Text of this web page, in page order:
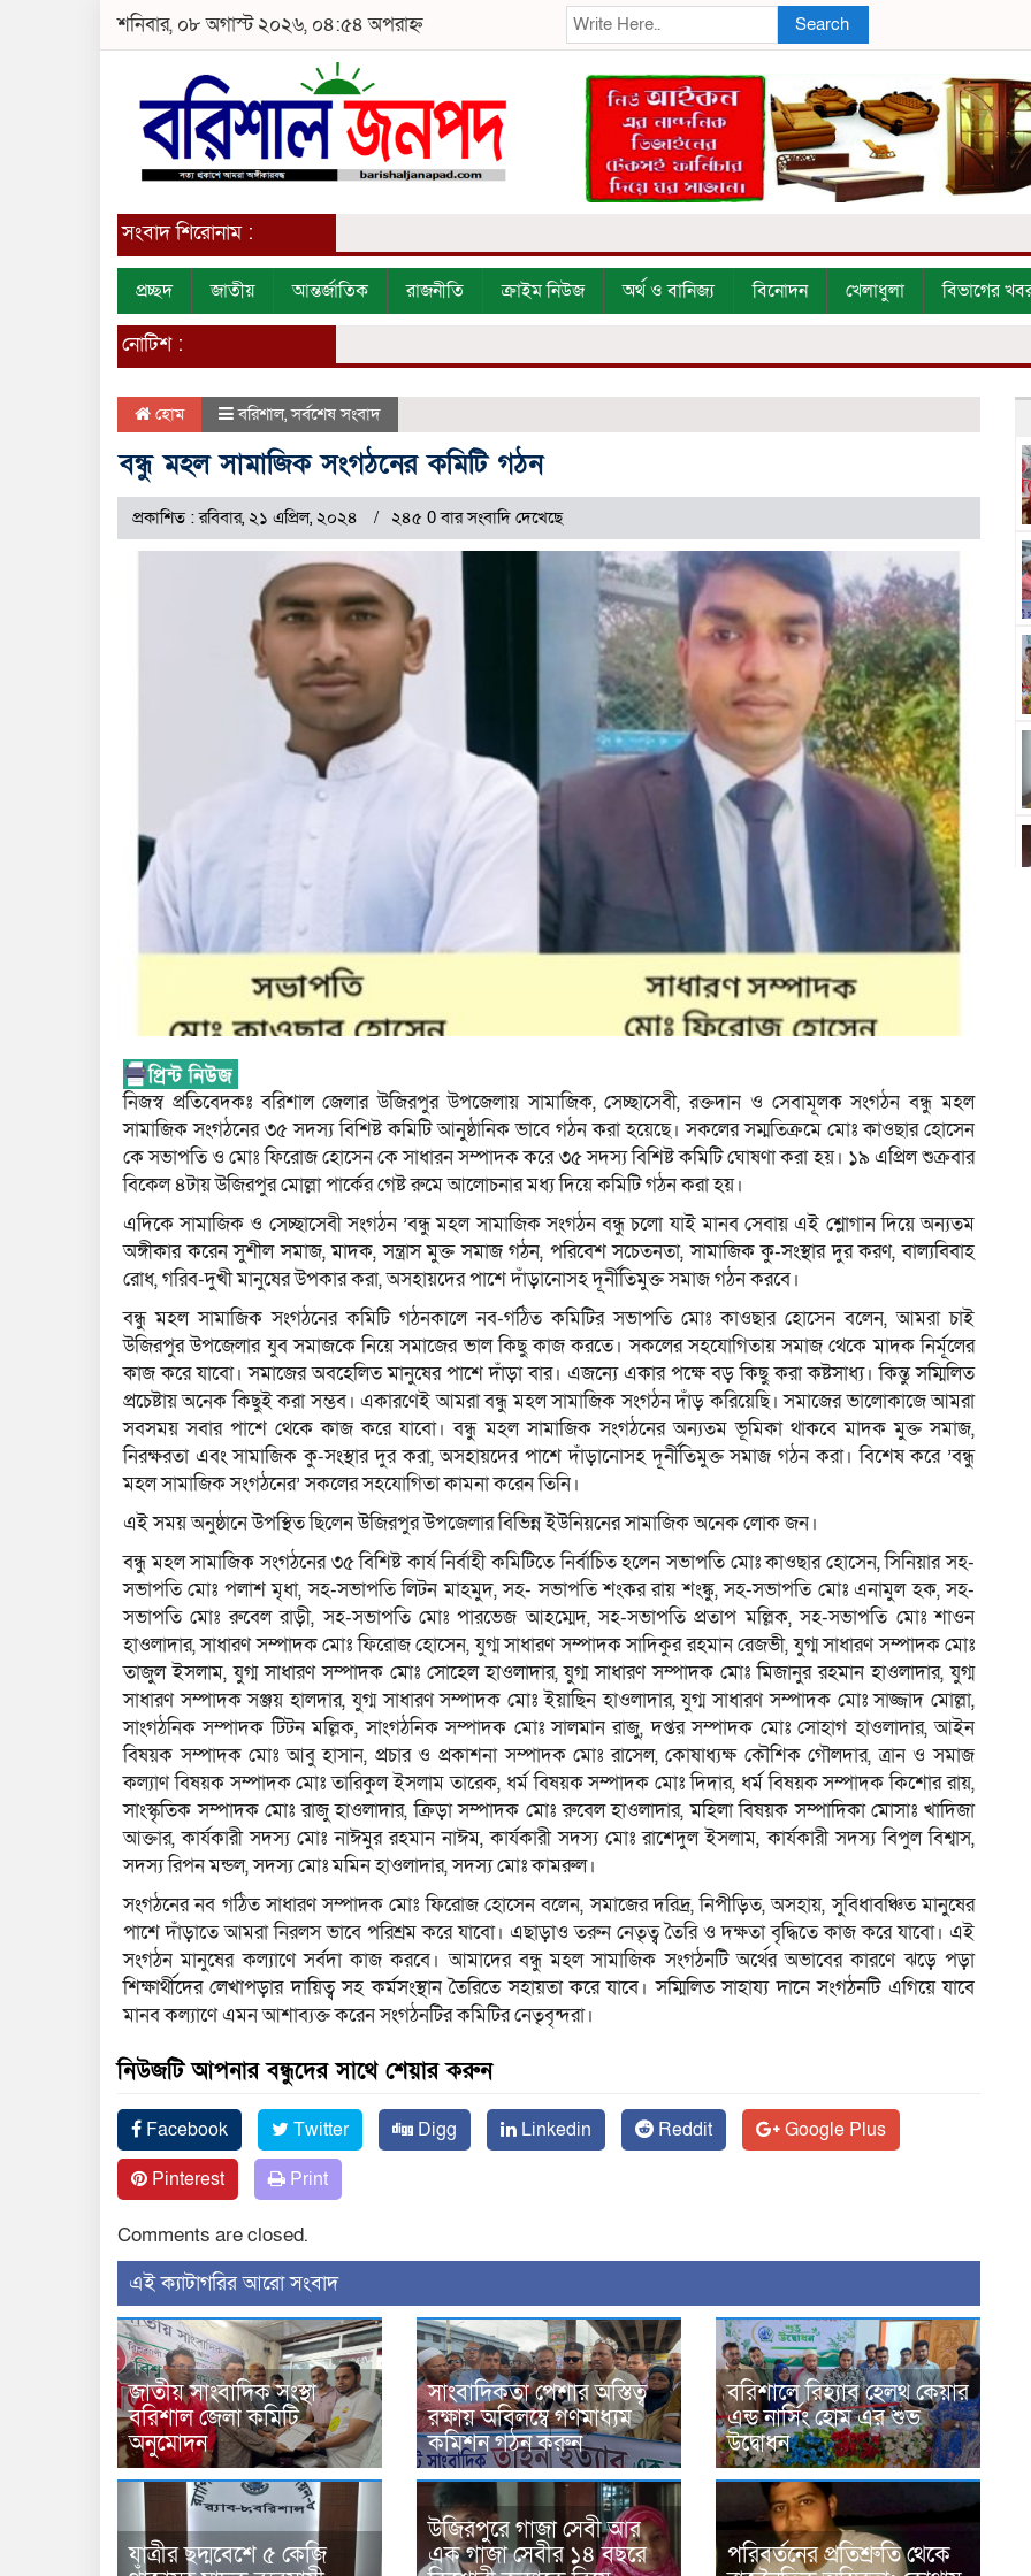
শনিবার, ০৮ অগাস্ট ২০২৬, ০৪:৫৪ অপরাহ্ন Search
সংবাদ শিরোনাম :
প্রচ্ছদ জাতীয় আন্তর্জাতিক রাজনীতি ক্রাইম নিউজ অর্থ ও বানিজ্য বিনোদন খেলাধুলা বিভাগের
নোটিশ :
হোম বরিশাল,সর্বশেষ সংবাদ
বন্ধু মহল সামাজিক সংগঠনের কমিটি গঠন
প্রকাশিত : রবিবার, ২১ এপ্রিল, ২০২৪ ২৪৫ 0 বার সংবাদি দেখেছে
নিজস্ব প্রতিবেদকঃ বরিশাল জেলার উজিরপুর উপজেলায় সামাজিক, সেচ্ছাসেবী, রক্তদান ও সেবামূলক সংগঠন বন্ধু মহল
সামাজিক সংগঠনের ৩৫ সদস্য বিশিষ্ট কমিটি আনুষ্ঠানিক ভাবে গঠন করা হয়েছে। সকলের সম্মতিক্রমে মোঃ কাওছার হোসেন
কে সভাপতি ও মোঃ ফিরোজ হোসেন কে সাধারন সম্পাদক করে ৩৫ সদস্য বিশিষ্ট কমিটি ঘোষণা করা হয়। ১৯ এপ্রিল শুক্রবার
বিকেল ৪টায় উজিরপুর মোল্লা পার্কের গেষ্ট রুমে আলোচনার মধ্য দিয়ে কমিটি গঠন করা হয়।
এদিকে সামাজিক ও সেচ্ছাসেবী সংগঠন ’বন্ধু মহল সামাজিক সংগঠন বন্ধু চলো যাই মানব সেবায় এই শ্লোগান দিয়ে অন্যতম
অঙ্গীকার করেন সুশীল সমাজ, মাদক, সন্ত্রাস মুক্ত সমাজ গঠন, পরিবেশ সচেতনতা, সামাজিক কু-সংস্থার দুর করণ, বাল্যবিবাহ
রোধ, গরিব-দুখী মানুষের উপকার করা, অসহায়দের পাশে দাঁড়ানোসহ দূর্নীতিমুক্ত সমাজ গঠন করবে।
বন্ধু মহল সামাজিক সংগঠনের কমিটি গঠনকালে নব-গঠিত কমিটির সভাপতি মোঃ কাওছার হোসেন বলেন, আমরা চাই
উজিরপুর উপজেলার যুব সমাজকে নিয়ে সমাজের ভাল কিছু কাজ করতে। সকলের সহযোগিতায় সমাজ থেকে মাদক নির্মূলের
কাজ করে যাবো। সমাজের অবহেলিত মানুষের পাশে দাঁড়া বার। এজন্যে একার পক্ষে বড় কিছু করা কষ্টসাধ্য। কিন্তু সম্মিলিত
প্রচেষ্টায় অনেক কিছুই করা সম্ভব। একারণেই আমরা বন্ধু মহল সামাজিক সংগঠন দাঁড় করিয়েছি। সমাজের ভালোকাজে আমরা
সবসময় সবার পাশে থেকে কাজ করে যাবো। বন্ধু মহল সামাজিক সংগঠনের অন্যতম ভূমিকা থাকবে মাদক মুক্ত সমাজ,
নিরক্ষরতা এবং সামাজিক কু-সংস্থার দুর করা, অসহায়দের পাশে দাঁড়ানোসহ দূর্নীতিমুক্ত সমাজ গঠন করা। বিশেষ করে ’বন্ধু
মহল সামাজিক সংগঠনের’ সকলের সহযোগিতা কামনা করেন তিনি।
এই সময় অনুষ্ঠানে উপস্থিত ছিলেন উজিরপুর উপজেলার বিভিন্ন ইউনিয়নের সামাজিক অনেক লোক জন।
বন্ধু মহল সামাজিক সংগঠনের ৩৫ বিশিষ্ট কার্য নির্বাহী কমিটিতে নির্বাচিত হলেন সভাপতি মোঃ কাওছার হোসেন, সিনিয়ার সহ-
সভাপতি মোঃ পলাশ মৃধা, সহ-সভাপতি লিটন মাহমুদ, সহ- সভাপতি শংকর রায় শংঙ্কু, সহ-সভাপতি মোঃ এনামুল হক, সহ-
সভাপতি মোঃ রুবেল রাড়ী, সহ-সভাপতি মোঃ পারভেজ আহম্মেদ, সহ-সভাপতি প্রতাপ মল্লিক, সহ-সভাপতি মোঃ শাওন
হাওলাদার, সাধারণ সম্পাদক মোঃ ফিরোজ হোসেন, যুগ্ম সাধারণ সম্পাদক সাদিকুর রহমান রেজভী, যুগ্ম সাধারণ সম্পাদক মোঃ
তাজুল ইসলাম, যুগ্ম সাধারণ সম্পাদক মোঃ সোহেল হাওলাদার, যুগ্ম সাধারণ সম্পাদক মোঃ মিজানুর রহমান হাওলাদার, যুগ্ম
সাধারণ সম্পাদক সঞ্জয় হালদার, যুগ্ম সাধারণ সম্পাদক মোঃ ইয়াছিন হাওলাদার, যুগ্ম সাধারণ সম্পাদক মোঃ সাজ্জাদ মোল্লা,
সাংগঠনিক সম্পাদক টিটন মল্লিক, সাংগঠনিক সম্পাদক মোঃ সালমান রাজু, দপ্তর সম্পাদক মোঃ সোহাগ হাওলাদার, আইন
বিষয়ক সম্পাদক মোঃ আবু হাসান, প্রচার ও প্রকাশনা সম্পাদক মোঃ রাসেল, কোষাধ্যক্ষ কৌশিক গৌলদার, ত্রান ও সমাজ
কল্যাণ বিষয়ক সম্পাদক মোঃ তারিকুল ইসলাম তারেক, ধর্ম বিষয়ক সম্পাদক মোঃ দিদার, ধর্ম বিষয়ক সম্পাদক কিশোর রায়,
সাংস্কৃতিক সম্পাদক মোঃ রাজু হাওলাদার, ক্রিড়া সম্পাদক মোঃ রুবেল হাওলাদার, মহিলা বিষয়ক সম্পাদিকা মোসাঃ খাদিজা
আক্তার, কার্যকারী সদস্য মোঃ নাঈমুর রহমান নাঈম, কার্যকারী সদস্য মোঃ রাশেদুল ইসলাম, কার্যকারী সদস্য বিপুল বিশ্বাস,
সদস্য রিপন মন্ডল, সদস্য মোঃ মমিন হাওলাদার, সদস্য মোঃ কামরুল।
সংগঠনের নব গঠিত সাধারণ সম্পাদক মোঃ ফিরোজ হোসেন বলেন, সমাজের দরিদ্র, নিপীড়িত, অসহায়, সুবিধাবঞ্চিত মানুষের
পাশে দাঁড়াতে আমরা নিরলস ভাবে পরিশ্রম করে যাবো। এছাড়াও তরুন নেতৃত্ব তৈরি ও দক্ষতা বৃদ্ধিতে কাজ করে যাবো। এই
সংগঠন মানুষের কল্যাণে সর্বদা কাজ করবে। আমাদের বন্ধু মহল সামাজিক সংগঠনটি অর্থের অভাবের কারণে ঝড়ে পড়া
শিক্ষার্থীদের লেখাপড়ার দায়িত্ব সহ কর্মসংস্থান তৈরিতে সহায়তা করে যাবে। সম্মিলিত সাহায্য দানে সংগঠনটি এগিয়ে যাবে
মানব কল্যাণে এমন আশাব্যক্ত করেন সংগঠনটির কমিটির নেতৃবৃন্দরা।
নিউজটি আপনার বন্ধুদের সাথে শেয়ার করুন
Facebook Twitter Digg Linkedin Reddit
Google Plus
Pinterest
Print
Comments are closed.
‍এই ক্যাটাগরির ‍আরো সংবাদ
জাতীয় সাংবাদিক সংস্থা
বরিশাল জেলা কমিটি
অনুমোদন
সাংবাদিকতা পেশার অস্তিত্ব
রক্ষায় অবিলম্বে গণমাধ্যম
কমিশন গঠন করুন
বরিশালে রিহ্যাব হেলথ কেয়ার
এন্ড নার্সিং হোম এর শুভ
উদ্বোধন
যাত্রীর ছদ্মবেশে ৫ কেজি
উজিরপুরে গাজা সেবী আর
এক গাজা সেবীর ১৪ বছরে
পরিবর্তনের প্রতিশ্রুতি থেকে